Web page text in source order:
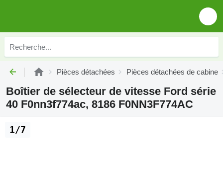
Pièces détachées Pièces détachées de cabine
Boîtier de sélecteur de vitesse Ford série
40 F0nn3f774ac, 8186 F0NN3F774AC
1/7